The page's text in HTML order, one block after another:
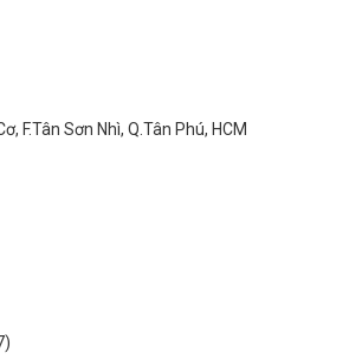
F.Tân Sơn Nhì, Q.Tân Phú, HCM